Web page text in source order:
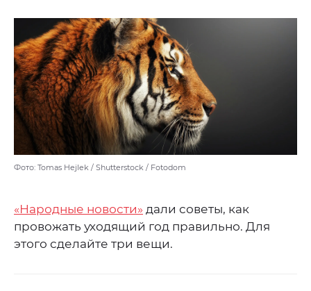
Фото: Tomas Hejlek / Shutterstock / Fotodom
«Народные новости» дали советы, как
провожать уходящий год правильно. Для
этого сделайте три вещи.